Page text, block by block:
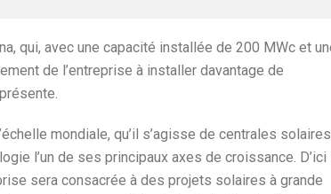
qui, avec une capacité installée de 200 MWc et
de l’entreprise à installer davantage de
mondiale, qu’il s’agisse de centrales
l’un de ses principaux axes de croissance. D’ici
sera consacrée à des projets solaires à grande